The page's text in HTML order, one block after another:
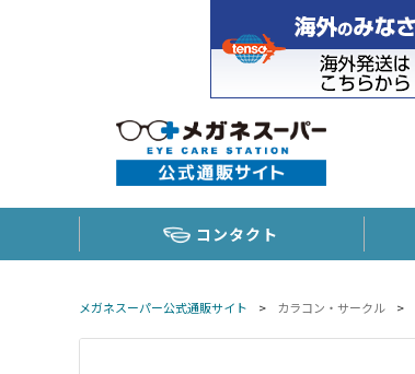
コンタクト
メガネスーパー公式通販サイト > カラコン・サークル >